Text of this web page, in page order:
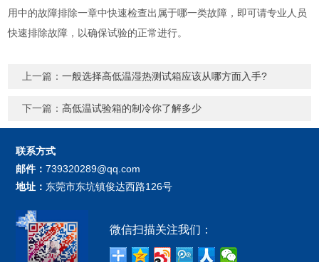
用中的故障排除一章中快速检查出属于哪一类故障，即可请专业人员
快速排除故障，以确保试验的正常进行。
上一篇：一般选择高低温湿热测试箱应该从哪方面入手?
下一篇：高低温试验箱的制冷你了解多少
联系方式
邮件：739320289@qq.com
地址： 东莞市东坑镇俊达西路126号
微信扫描关注我们：